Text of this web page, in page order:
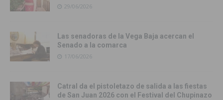
29/06/2026
Las senadoras de la Vega Baja acercan el
Senado a la comarca
17/06/2026
Catral da el pistoletazo de salida a las fiestas
de San Juan 2026 con el Festival del Chupinazo